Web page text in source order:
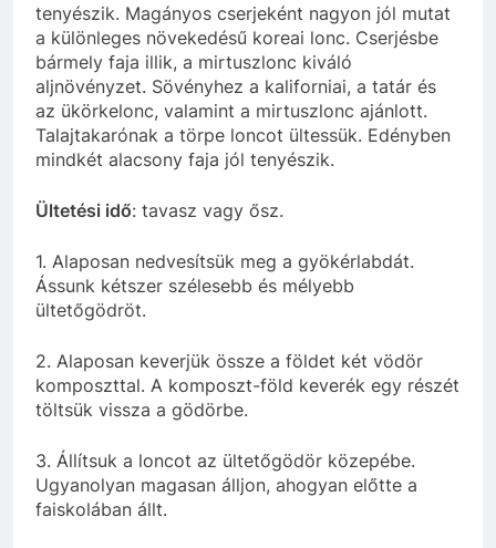
tenyészik. Magányos cserjeként nagyon jól mutat
a különleges növekedésű koreai lonc. Cserjésbe
bármely faja illik, a mirtuszlonc kiváló
aljnövényzet. Sövényhez a kaliforniai, a tatár és
az ükörkelonc, valamint a mirtuszlonc ajánlott.
Talajtakarónak a törpe loncot ültessük. Edényben
mindkét alacsony faja jól tenyészik.
Ültetési idő: tavasz vagy ősz.
1. Alaposan nedvesítsük meg a gyökérlabdát.
Ássunk kétszer szélesebb és mélyebb
ültetőgödröt.
2. Alaposan keverjük össze a földet két vödör
komposzttal. A komposzt-föld keverék egy részét
töltsük vissza a gödörbe.
3. Állítsuk a loncot az ültetőgödör közepébe.
Ugyanolyan magasan álljon, ahogyan előtte a
faiskolában állt.